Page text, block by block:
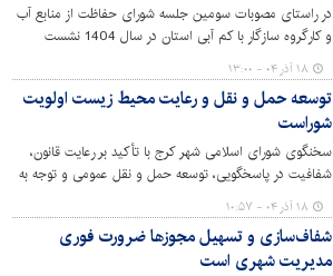
در راستای مصوبات سومین جلسه شورای حفاظت از منابع آب
و کارگروه سازگار با کم آبی استان در سال 1404 نشست
تخصصی بحران آب و آینده فضای سبز شهری به همت سازمان
سیما، منظر و فضای سبز شهری شهرداری کرج برگزار می‌شود.
۱۸ آذر ۰۴ - ۱۳:۰۰
توسعه حمل و نقل و رعایت محیط زیست اولویت
شوراست
سخنگوی شورای اسلامی شهر کرج با تأکید بر رعایت قانون،
شفافیت در پاسخگویی، توسعه حمل و نقل عمومی و توجه به
محیط زیست، گزارشی از مصوبات و اقدامات شورا ارائه و بر
شفافیت پاسخگویی مدیران اجرایی تأکید کرد.
۱۸ آذر ۰۴ - ۱۰:۵۷
شفاف‌سازی و تسهیل مجوزها ضرورت فوری
مدیریت شهری است